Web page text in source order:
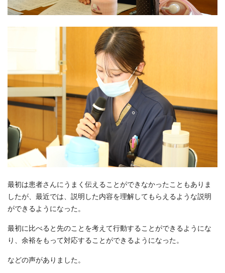
最初は患者さんにうまく伝えることができなかったこともありま
したが、最近では、説明した内容を理解してもらえるような説明
ができるようになった。
最初に比べると先のことを考えて行動することができるようにな
り、余裕をもって対応することができるようになった。
などの声がありました。